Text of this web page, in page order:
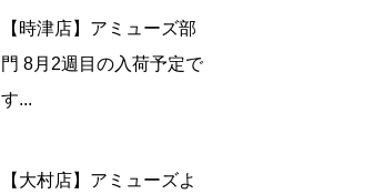
【時津店】アミューズ部
門 8月2週目の入荷予定で
す...
【大村店】アミューズよ